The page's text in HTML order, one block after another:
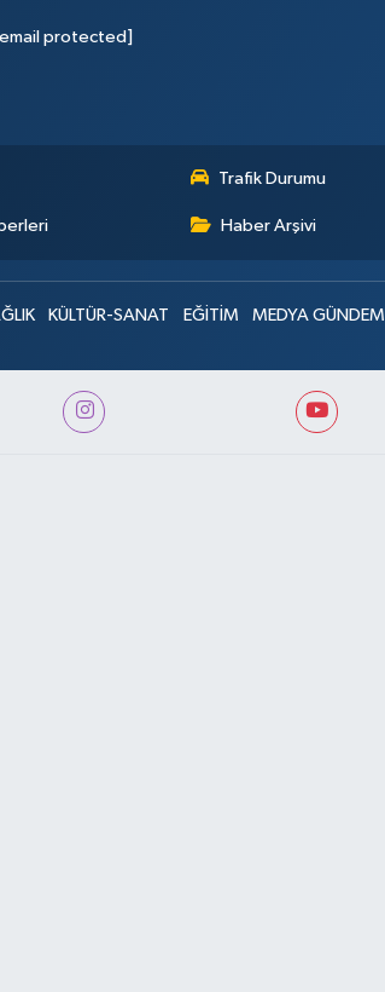
protected]
Trafik Durumu
Haber Arşivi
KÜLTÜR-SANAT EĞİTİM MEDYA GÜNDEMİ